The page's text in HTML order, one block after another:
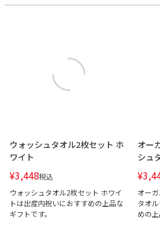
ウォッシュタオル2枚セット ホ
ワイト
¥3,448税込
ウォッシュタオル2枚セット ホワイ
トは出産内祝いにおすすめの上品な
ギフトです。
オー
シュ
¥
オー
タオ
めの上